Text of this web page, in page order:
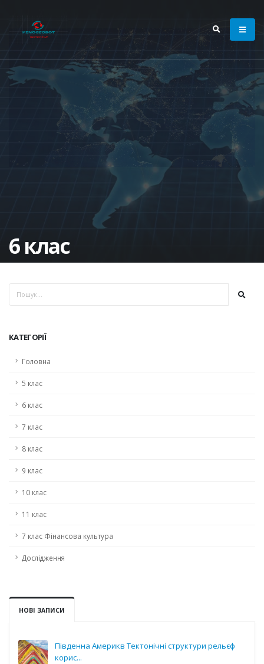
6 клас
КАТЕГОРІЇ
Головна
5 клас
6 клас
7 клас
8 клас
9 клас
10 клас
11 клас
7 клас Фінансова культура
Дослідження
НОВІ ЗАПИСИ
Південна Америкв Тектонічні структури рельєф
корис...